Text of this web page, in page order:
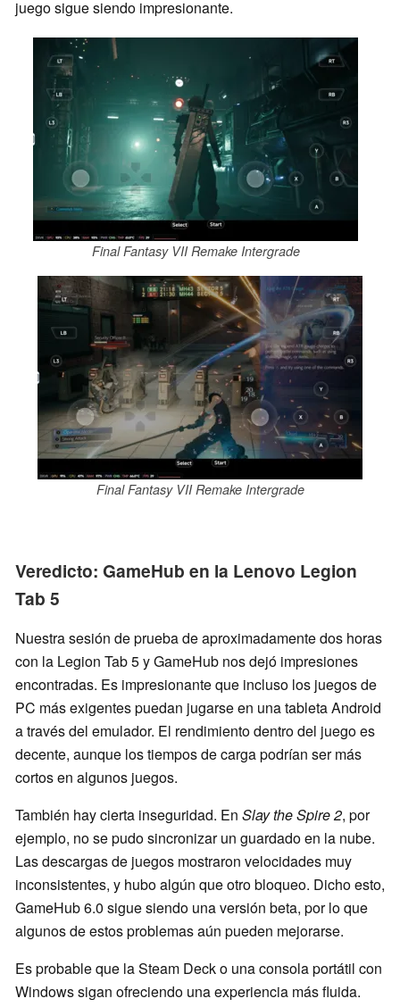
juego sigue siendo impresionante.
Final Fantasy VII Remake Intergrade
Final Fantasy VII Remake Intergrade
Veredicto: GameHub en la Lenovo Legion
Tab 5
Nuestra sesión de prueba de aproximadamente dos horas
con la Legion Tab 5 y GameHub nos dejó impresiones
encontradas. Es impresionante que incluso los juegos de
PC más exigentes puedan jugarse en una tableta Android
a través del emulador. El rendimiento dentro del juego es
decente, aunque los tiempos de carga podrían ser más
cortos en algunos juegos.
También hay cierta inseguridad. En Slay the Spire 2, por
ejemplo, no se pudo sincronizar un guardado en la nube.
Las descargas de juegos mostraron velocidades muy
inconsistentes, y hubo algún que otro bloqueo. Dicho esto,
GameHub 6.0 sigue siendo una versión beta, por lo que
algunos de estos problemas aún pueden mejorarse.
Es probable que la Steam Deck o una consola portátil con
Windows sigan ofreciendo una experiencia más fluida.